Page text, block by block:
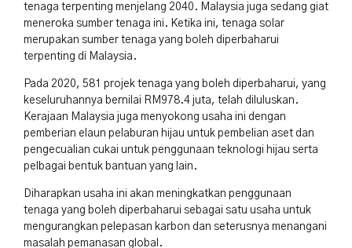
tenaga terpenting menjelang 2040. Malaysia juga sedang giat
meneroka sumber tenaga ini. Ketika ini, tenaga solar
merupakan sumber tenaga yang boleh diperbaharui
terpenting di Malaysia.
Pada 2020, 581 projek tenaga yang boleh diperbaharui, yang
keseluruhannya bernilai RM978.4 juta, telah diluluskan.
Kerajaan Malaysia juga menyokong usaha ini dengan
pemberian elaun pelaburan hijau untuk pembelian aset dan
pengecualian cukai untuk penggunaan teknologi hijau serta
pelbagai bentuk bantuan yang lain.
Diharapkan usaha ini akan meningkatkan penggunaan
tenaga yang boleh diperbaharui sebagai satu usaha untuk
mengurangkan pelepasan karbon dan seterusnya menangani
masalah pemanasan global.